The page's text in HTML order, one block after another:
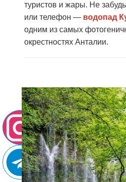
туристов и жары. Не
или телефон — водопад
одним из самых
окрестностях Анталии.